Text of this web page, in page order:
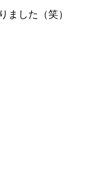
ました（笑）